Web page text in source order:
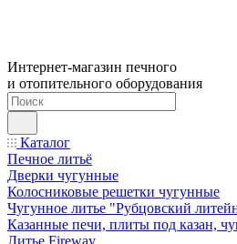
Интернет-магазин печного
и отопительного оборудования
Каталог
Печное литьё
Дверки чугунные
Колосниковые решетки чугунные
Чугунное литье "Рубцовский
Казанные печи, плиты под казан,
Литье Fireway